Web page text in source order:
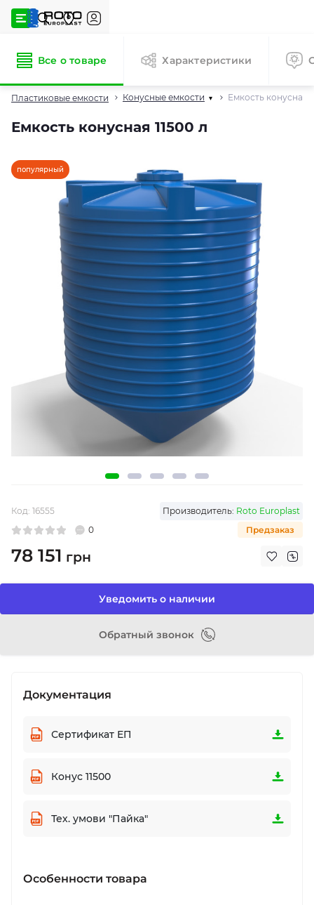
Пластиковые емкости Конусные емкости ▾ Емкость конусная
Емкость конусная 11500 л
Все о товаре Характеристики
популярный
Код: 16555
Предзаказ
Производитель: Roto Europlast
0
78 151 грн
Уведомить о наличии
Обратный звонок
Документация
Сертификат ЕП
Конус 11500
Тех. умови "Пайка"
Особенности товара